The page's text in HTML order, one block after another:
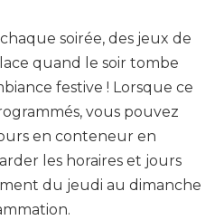
soirée, des jeux de
quand le soir tombe
festive ! Lorsque ce
vous pouvez
en conteneur en
les horaires et jours
du jeudi au dimanche